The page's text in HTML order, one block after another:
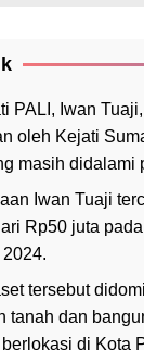
PALI, Iwan
oleh Kejati
masih didalami
Iwan Tuaji
Rp50 juta
tersebut
tanah dan
di Kota